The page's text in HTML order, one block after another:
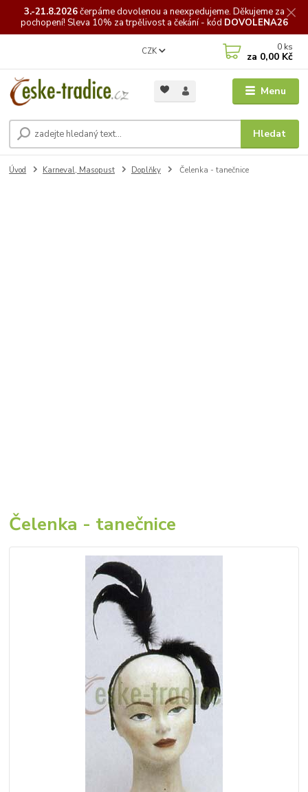
3.-21.8.2026čerpámedovolenou a neexpedujeme. Děkujeme za
pochopení! Sleva 10% za trpělivost a čekání - kód DOVOLENA26
Menu
CZK
Hledat
0 ks
za 0,00 Kč
Úvod Karneval, Masopust Doplňky Čelenka - tanečnice
Čelenka - tanečnice